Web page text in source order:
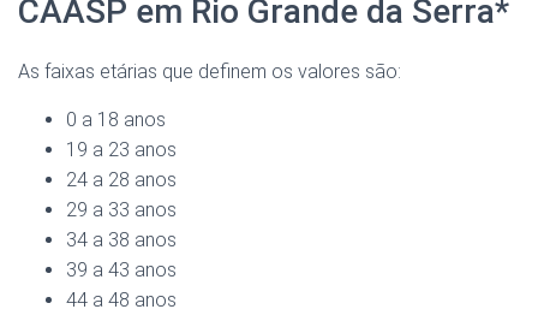
CAASP em Rio Grande da Serra*
As faixas etárias que definem os valores são:
0 a 18 anos
19 a 23 anos
24 a 28 anos
29 a 33 anos
34 a 38 anos
39 a 43 anos
44 a 48 anos